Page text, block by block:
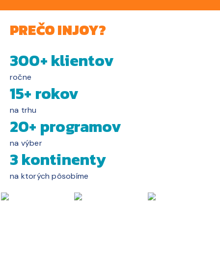
PREČO INJOY?
300+ klientov
ročne
15+ rokov
na trhu
20+ programov
na výber
3 kontinenty
na ktorých pôsobíme